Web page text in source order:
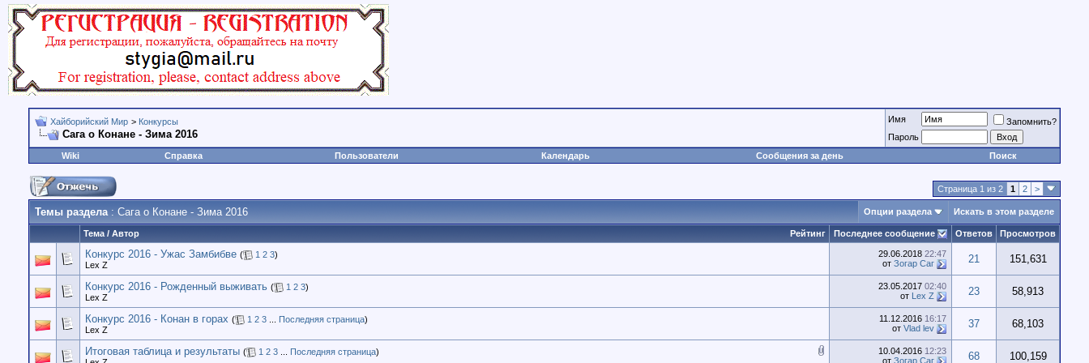
Хайборийский Мир > Конкурсы
Сага о Конане - Зима 2016
Имя
Запомнить?
Пароль
Wiki
Справка Пользователи Календарь Сообщения за день Поиск
Страница 1 из 2 1 2 >
Темы раздела: Сага о Конане - Зима 2016 Опции раздела Искать в этом разделе
Рейтинг
Тема / Автор Последнее сообщение Ответов Просмотров
Конкурс 2016 - Ужас Замбибве ( 1 2 3)
Lex Z
29.06.2018 22:47
от Зогар Саг 21 151,631
Конкурс 2016 - Рожденный выживать ( 1 2 3)
Lex Z
23.05.2017 02:40
от Lex Z 23 58,913
Конкурс 2016 - Конан в горах ( 1 2 3 Последняя страница)
Lex Z
11.12.2016 16:17
от Vlad lev 37 68,103
Итоговая таблица и результаты ( 1 2 3 Последняя страница)
10.04.2016 12:23
от Зогар Саг 68 100,159